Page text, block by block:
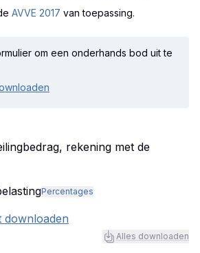
AVVE 2017 van toepassing.
om een onderhands bod uit te
rekening met de
Percentages
downloaden
Alles downloaden